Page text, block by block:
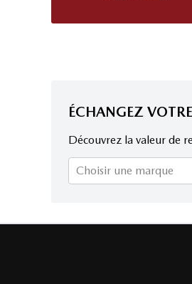
ÉCHANGEZ
Découvrez la valeur de
Choisir une marque